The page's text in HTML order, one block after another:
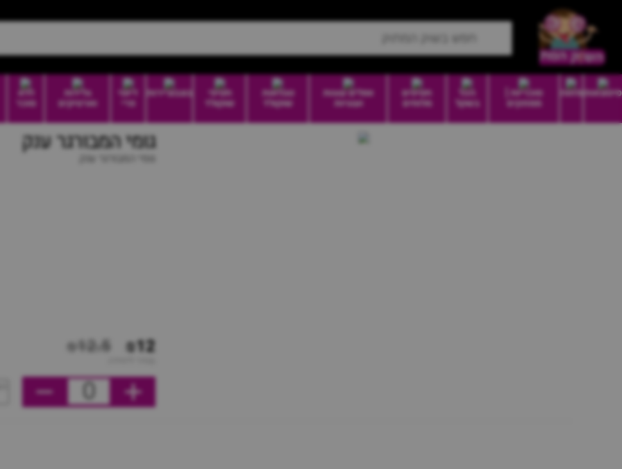
סיטונאותמזווה
סוכריות |
ממתקים
הכל
בשקל
חטיפים
מלוחים
וופלים עוגות
ועוגיות
טבלאות
שוקולד
חטיפי
שוקולד
בונבוניירות
דיוטי
פרי
גלידות
וארטיקים
ללא
סוכר
גומי המבורגר ענק
גומי המבורגר ענק
₪12
₪12.5
0